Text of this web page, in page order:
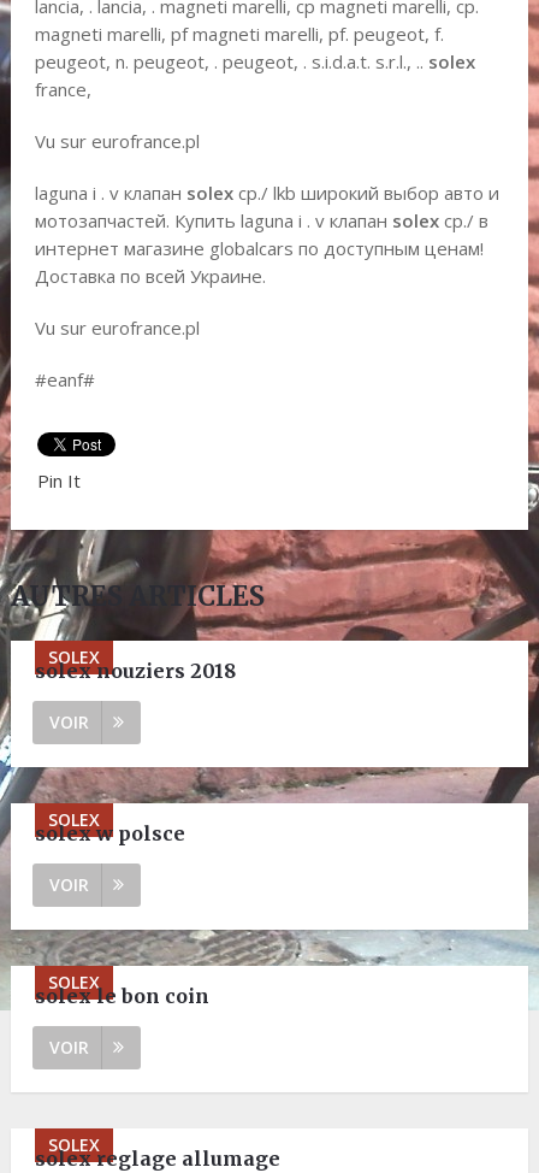
lancia, . lancia, . magneti marelli, cp magneti marelli, cp.
magneti marelli, pf magneti marelli, pf. peugeot, f.
peugeot, n. peugeot, . peugeot, . s.i.d.a.t. s.r.l., .. solex
france,
Vu sur eurofrance.pl
laguna i . v клапан solexcp./ lkb широкий выбор авто и
мотозапчастей. Купить laguna i . v клапан solexcp./ в
интернет магазине globalcars по доступным ценам!
Доставка по всей Украине.
Vu sur eurofrance.pl
#eanf#
Pin It
AUTRES ARTICLES
SOLEX
solex nouziers 2018
VOIR
SOLEX
solex w polsce
VOIR
SOLEX
solex le bon coin
VOIR
SOLEX
solex reglage allumage